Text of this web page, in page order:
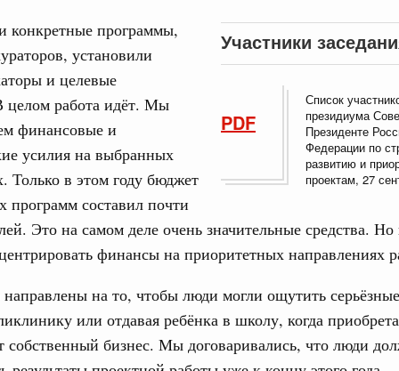
Участники
PDF
Список
президиума
Президенте
Федерации по
развитию и
проектам, 27
конкретные программы,
установили
и целевые
целом работа идёт. Мы
финансовые и
усилия на выбранных
Только в этом году бюджет
программ составил почти
Это на самом деле очень значительные средства.
финансы на приоритетных направлениях
на то, чтобы люди могли ощутить
или отдавая ребёнка в школу, когда
собственный бизнес. Мы договаривались, что люди
скоростной трассы М-12 «Восток» от
2024, четверг
Правительственной комиссии по
работы отрасли за 9 месяцев
2023, четверг
дорожного движения
дорог к детским учреждениям
качественные дороги»
2018, понедельник
Email
Email